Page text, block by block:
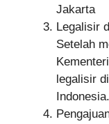
Jakarta
Legalisir
Setelah
legalisir
Indonesia.